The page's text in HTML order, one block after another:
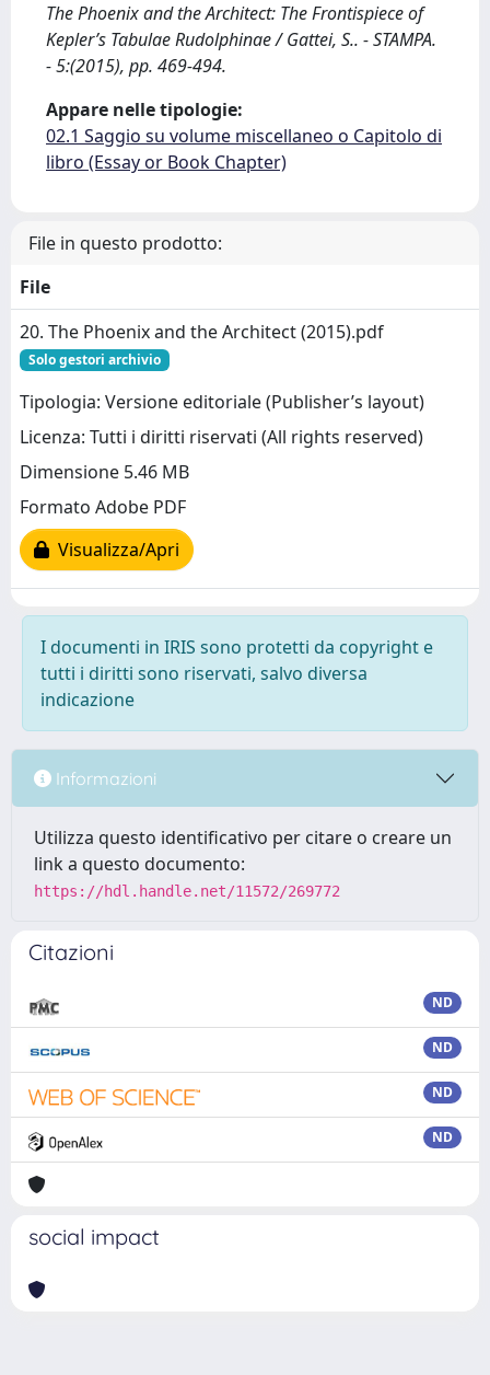
The Phoenix and the Architect: The Frontispiece of
Kepler’s Tabulae Rudolphinae / Gattei, S.. - STAMPA.
- 5:(2015), pp. 469-494.
Appare nelle tipologie:
02.1 Saggio su volume miscellaneo o Capitolo di
libro (Essay or Book Chapter)
File in questo prodotto:
File
20. The Phoenix and the Architect (2015).pdf
Solo gestori archivio
Tipologia: Versione editoriale (Publisher’s layout)
Licenza: Tutti i diritti riservati (All rights reserved)
Dimensione 5.46 MB
Formato Adobe PDF
Visualizza/Apri
I documenti in IRIS sono protetti da copyright e
tutti i diritti sono riservati, salvo diversa
indicazione
Informazioni
Utilizza questo identificativo per citare o creare un
link a questo documento:
https://hdl.handle.net/11572/269772
Citazioni
ND
ND
ND
ND
social impact